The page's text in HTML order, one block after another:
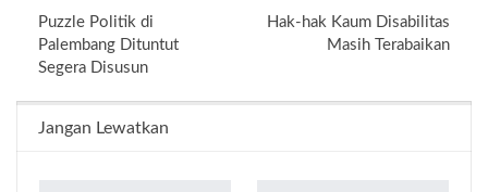
Puzzle Politik di
Palembang Dituntut
Segera Disusun
Hak-hak Kaum Disabilitas
Masih Terabaikan
Jangan Lewatkan